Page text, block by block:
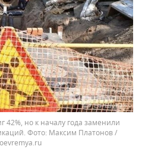
42%, но к началу года заменили
Максим Платонов /